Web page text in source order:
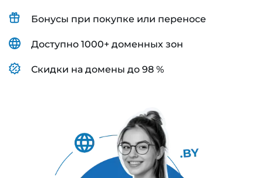
Бонусы при покупке или переносе
Доступно 1000+ доменных зон
Скидки на домены до 98 %